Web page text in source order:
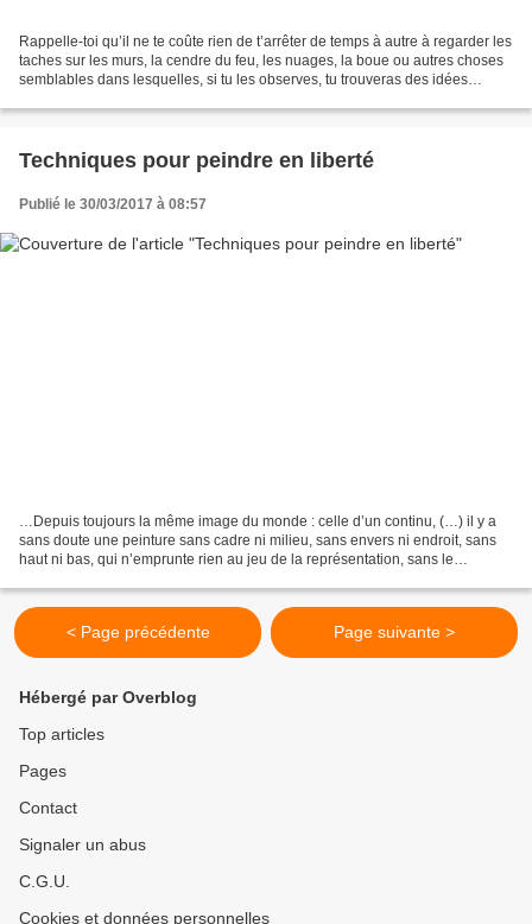
Rappelle-toi qu’il ne te coûte rien de t’arrêter de temps à autre à regarder les
taches sur les murs, la cendre du feu, les nuages, la boue ou autres choses
semblables dans lesquelles, si tu les observes, tu trouveras des idées
Techniques pour peindre en liberté
Publié le 30/03/2017 à 08:57
…Depuis toujours la même image du monde : celle d’un continu, (…) il y a
sans doute une peinture sans cadre ni milieu, sans envers ni endroit, sans
haut ni bas, qui n’emprunte rien au jeu de la représentation, sans le
< Page précédente Page suivante >
Hébergé par Overblog
Top articles
Pages
Contact
Signaler un abus
C.G.U.
Cookies et données personnelles